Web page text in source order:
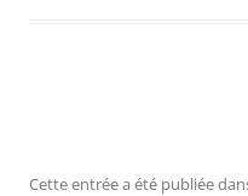
Cette entrée a été publiée